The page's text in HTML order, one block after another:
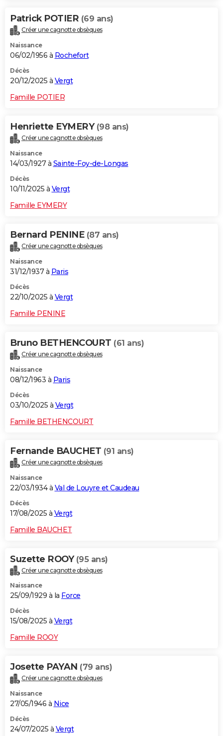
Patrick POTIER (69 ans)
Créer une cagnotte obsèques
Naissance
06/02/1956 à Rochefort
Décès
20/12/2025 à Vergt
Famille POTIER
Henriette EYMERY (98 ans)
Créer une cagnotte obsèques
Naissance
14/03/1927 à Sainte-Foy-de-Longas
Décès
10/11/2025 à Vergt
Famille EYMERY
Bernard PENINE (87 ans)
Créer une cagnotte obsèques
Naissance
31/12/1937 à Paris
Décès
22/10/2025 à Vergt
Famille PENINE
Bruno BETHENCOURT (61 ans)
Créer une cagnotte obsèques
Naissance
08/12/1963 à Paris
Décès
03/10/2025 à Vergt
Famille BETHENCOURT
Fernande BAUCHET (91 ans)
Créer une cagnotte obsèques
Naissance
22/03/1934 à Val de Louyre et Caudeau
Décès
17/08/2025 à Vergt
Famille BAUCHET
Suzette ROOY (95 ans)
Créer une cagnotte obsèques
Naissance
25/09/1929 à la Force
Décès
15/08/2025 à Vergt
Famille ROOY
Josette PAYAN (79 ans)
Créer une cagnotte obsèques
Naissance
27/05/1946 à Nice
Décès
24/07/2025 à Vergt